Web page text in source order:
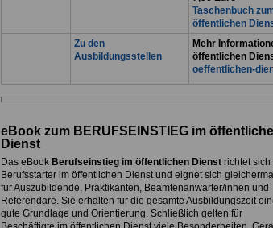
Taschenbuch
öffentlichen
Zu den
Ausbildungsstellen
Mehr
öffentlichen
oeffentlichen-
eBook zum BERUFSEINSTIEG im
Dienst
Das eBook Berufseinstieg im öffentlichen Dienst richtet sich
Berufsstarter im öffentlichen Dienst und eignet sich
für Auszubildende, Praktikanten, Beamtenanwärter/innen und
Referendare. Sie erhalten für die gesamte Ausbildungszeit
gute Grundlage und Orientierung. Schließlich gelten für